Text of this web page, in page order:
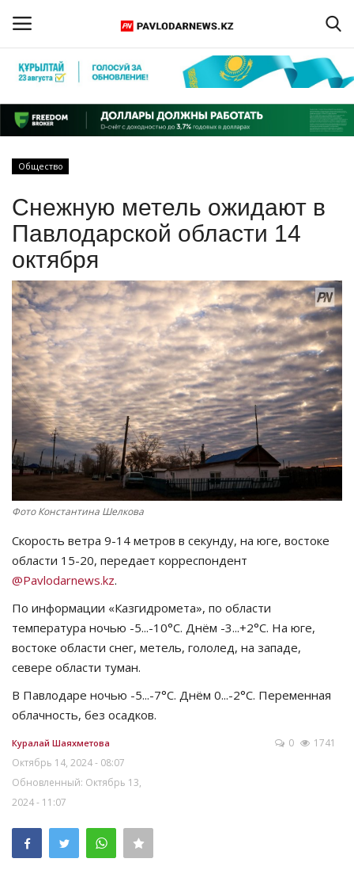
Регистрация
Главная
ПАВЛОДАРСКАЯ ОБЛАСТЬ
КАЗАХСТАН
МИР
СПЕЦПРОЕКТЫ
СПОРТ
Чек-лист
РАЗВЛЕЧЕНИЯ
OFFICIAL
Курултай
Язык
Қазақша Русский
Общество
Снежную метель ожидают в
Павлодарской области 14
октября
Фото Константина Шелкова
Скорость ветра 9-14 метров в секунду, на юге, востоке
области 15-20, передает корреспондент
@Pavlodarnews.kz.
По информации «Казгидромета», по области
температура ночью -5...-10°C. Днём -3...+2°C. На юге,
востоке области снег, метель, гололед, на западе,
севере области туман.
В Павлодаре ночью -5...-7°C. Днём 0...-2°C. Переменная
облачность, без осадков.
Куралай Шаяхметова
Октябрь 14, 2024 - 08:07
Обновленный: Октябрь 13,
2024 - 11:07
0 1741